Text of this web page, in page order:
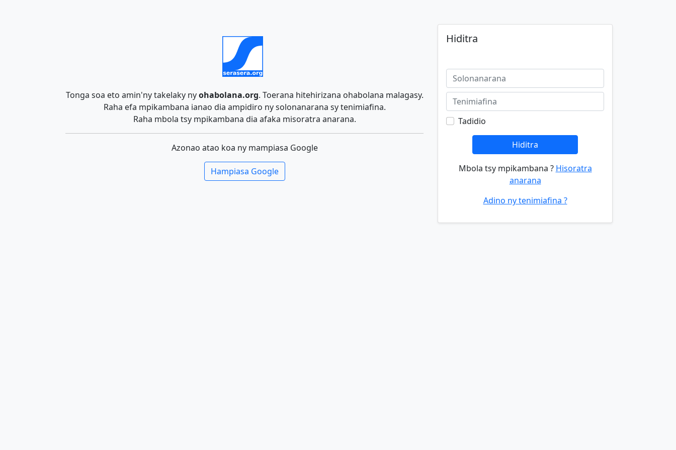
Tonga soa eto amin'ny takelaky nyohabolana.org. Toerana hitehirizana ohabolana malagasy.
Raha efa mpikambana ianao dia ampidiro ny solonanarana sy tenimiafina.
Raha mbola tsy mpikambana dia afaka misoratra anarana.
Azonao atao koa ny mampiasa Google
Hampiasa Google
Hiditra
Tadidio
Hiditra
Mbola tsy mpikambana ? Hisoratra
anarana
Adino ny tenimiafina ?